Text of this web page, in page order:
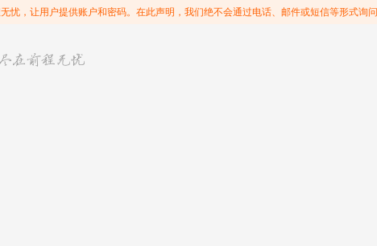
忧，让用户提供账户和密码。在此声明，我们绝不会通过电话、邮件或短信等形式询